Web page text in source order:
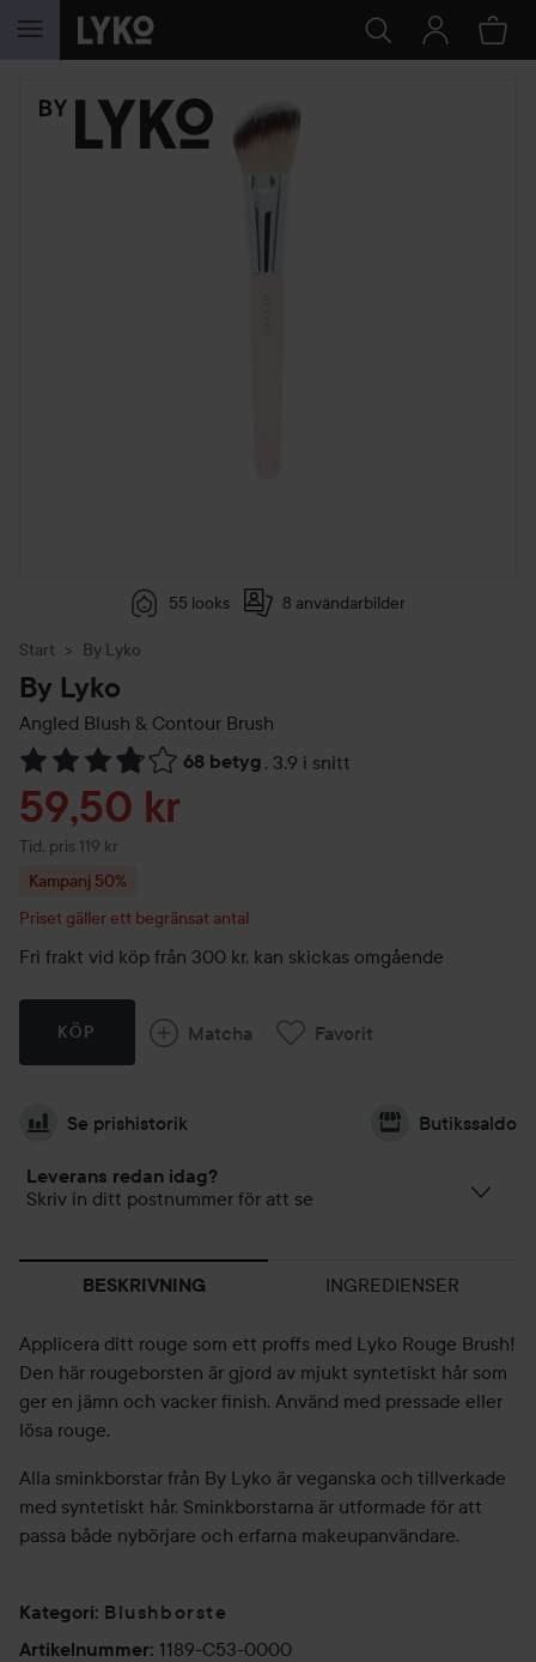
HOPPA TILL INNEHÅLLET
55 looks 8 användarbilder
Start By Lyko
By Lyko
Angled Blush & Contour Brush
68 betyg , 3.9 i snitt
Hoppa till Betyg & kommentarer
Reapris
59,50 kr
Tid. pris 119 kr
Tidigare pris 119 kr
Kampanj 50%
Priset gäller ett begränsat antal
Fri frakt vid köp från 300 kr, kan skickas omgående
KÖP Matcha Favorit
Se prishistorik Butikssaldo
Leverans redan idag?
Skriv in ditt postnummer för att se
BESKRIVNING INGREDIENSER
Applicera ditt rouge som ett proffs med Lyko Rouge Brush!
Den här rougeborsten är gjord av mjukt syntetiskt hår som
ger en jämn och vacker finish. Använd med pressade eller
lösa rouge.
Alla sminkborstar från By Lyko är veganska och tillverkade
med syntetiskt hår. Sminkborstarna är utformade för att
passa både nybörjare och erfarna makeupanvändare.
Kategori: Blushborste
Artikelnummer: 1189-C53-0000